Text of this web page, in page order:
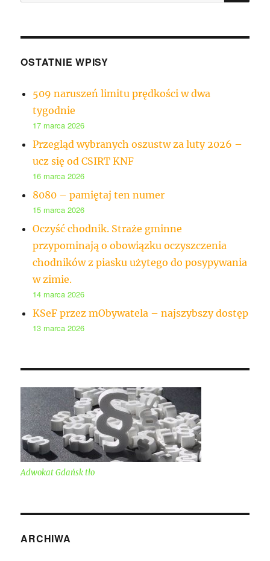
OSTATNIE WPISY
509 naruszeń limitu prędkości w dwa
tygodnie
17 marca 2026
Przegląd wybranych oszustw za luty 2026 –
ucz się od CSIRT KNF
16 marca 2026
8080 – pamiętaj ten numer
15 marca 2026
Oczyść chodnik. Straże gminne
przypominają o obowiązku oczyszczenia
chodników z piasku użytego do posypywania
w zimie.
14 marca 2026
KSeF przez mObywatela – najszybszy dostęp
13 marca 2026
Adwokat Gdańsk tło
ARCHIWA